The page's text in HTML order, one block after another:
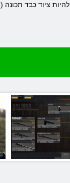
להיות ציוד כבד תכונה (